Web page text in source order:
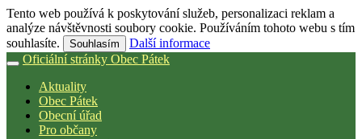
Tento web používá k poskytování služeb, personalizaci reklam a
analýze návštěvnosti soubory cookie. Používáním tohoto webu s tím
souhlasíte.
Souhlasím
Další informace
Oficiální stránky Obec Pátek
Aktuality
Obec Pátek
Obecní úřad
Pro občany